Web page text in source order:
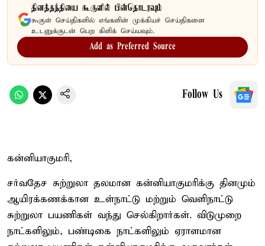
தினத்தந்தியை கூகுளில் பின்தொடரவும்
கூகுள் செய்திகளில் எங்களின் முக்கியச் செய்திகளை
உடனுக்குடன் பெற கிளிக் செய்யவும்.
Add as Preferred Source
Follow Us
கன்னியாகுமரி,
சர்வதேச சுற்றுலா தலமான கன்னியாகுமரிக்கு தினமும்
ஆயிரக்கணக்கான உள்நாட்டு மற்றும் வெளிநாட்டு
சுற்றுலா பயணிகள் வந்து செல்கிறார்கள். விடுமுறை
நாட்களிலும், பண்டிகை நாட்களிலும் ஏராளமான